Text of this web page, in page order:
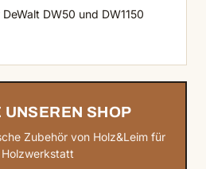
DW50 und DW1150
UNSEREN SHOP
Zubehör von Holz&Leim für